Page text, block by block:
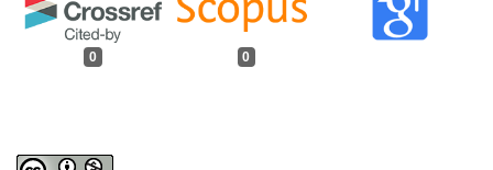
0 0